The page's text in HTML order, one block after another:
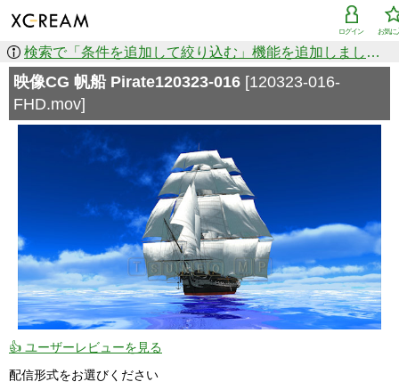
お気に
ログイン
検索で「条件を追加して絞り込む」機能を追加しました！
映像CG 帆船 Pirate120323-016 [120323-016-
FHD.mov]
👍 ユーザーレビューを見る
配信形式をお選びください